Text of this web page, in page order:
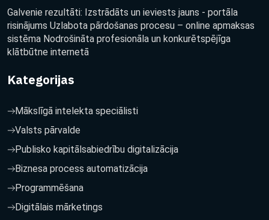
Galvenie rezultāti: Izstrādāts un ieviests jauns - portāla
risinājums Uzlabota pārdošanas procesu – online apmaksas
sistēma Nodrošināta profesionāla un konkurētspējīga
klātbūtne internetā
Kategorijas
Mākslīgā intelekta speciālisti
Valsts pārvalde
Publisko kapitālsabiedrību digitalizācija
Biznesa process automatizācija
Programmēšana
Digitālais mārketings